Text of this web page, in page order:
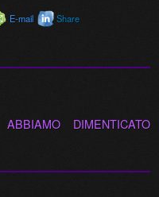
E-mail Share
DIMENTICATO